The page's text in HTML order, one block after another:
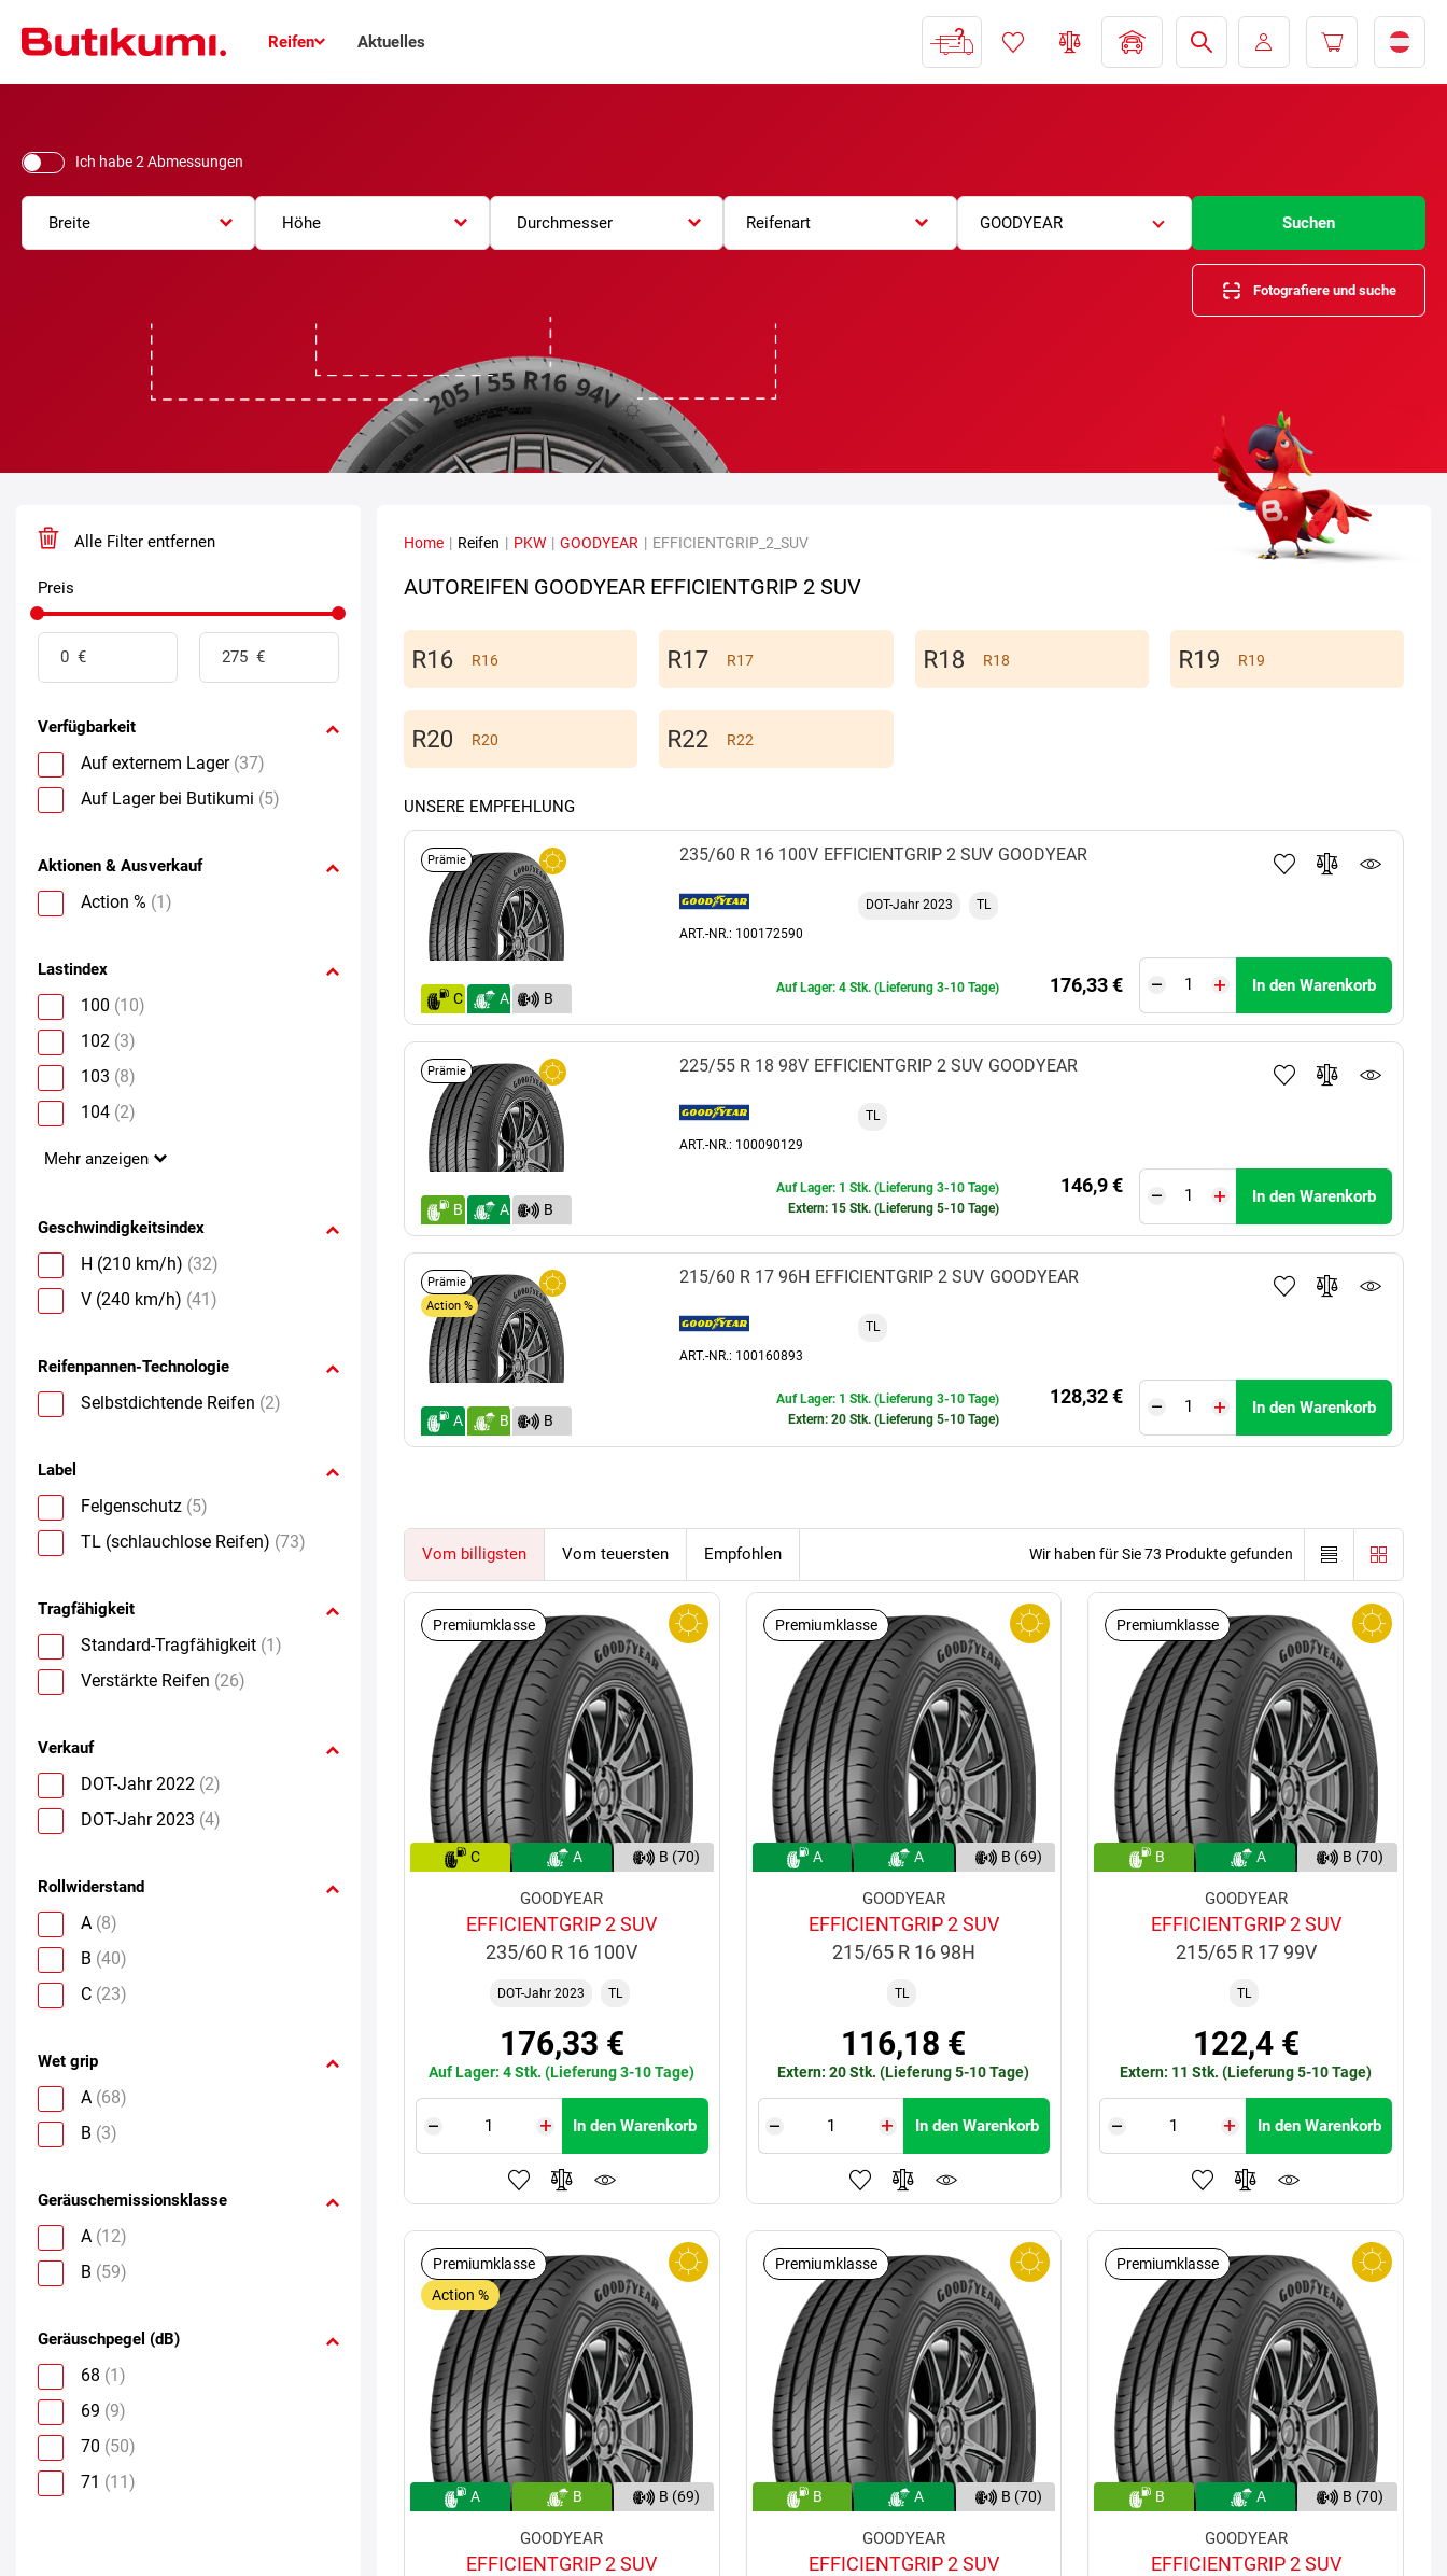
Reifen Aktuelles
Ich habe 2 Abmessungen
Breite Höhe Durchmesser Reifenart GOODYEAR Suchen
Fotografiere und suche
Alle Filter entfernen
Preis
Verfügbarkeit
Auf externem Lager (37)
Auf Lager bei Butikumi (5)
Aktionen & Ausverkauf
Action % (1)
Lastindex
100 (10)
102 (3)
103 (8)
104 (2)
Mehr anzeigen
Geschwindigkeitsindex
H (210 km/h) (32)
V (240 km/h) (41)
Reifenpannen-Technologie
Selbstdichtende Reifen (2)
Label
Felgenschutz (5)
TL (schlauchlose Reifen) (73)
Tragfähigkeit
Standard-Tragfähigkeit (1)
Verstärkte Reifen (26)
Verkauf
DOT-Jahr 2022 (2)
DOT-Jahr 2023 (4)
Rollwiderstand
A (8)
B (40)
C (23)
Wet grip
A (68)
B (3)
Geräuschemissionsklasse
A (12)
B (59)
Geräuschpegel (dB)
68 (1)
69 (9)
70 (50)
71 (11)
Home | Reifen | PKW | GOODYEAR | EFFICIENTGRIP_2_SUV
AUTOREIFEN GOODYEAR EFFICIENTGRIP 2 SUV
R16 R17 R18 R19
R20 R22
UNSERE EMPFEHLUNG
Prämie
C A
B
(70)
GOODYEAR
EFFICIENTGRIP 2 SUV
235/60 R 16 100V
ART.-NR.: 100172590
DOT-Jahr 2023 TL
176,33 €
Auf Lager: 4 Stk. (Lieferung 3-10 Tage) In den Warenkorb
Prämie
B A
B
(70)
GOODYEAR
EFFICIENTGRIP 2 SUV
225/55 R 18 98V
ART.-NR.: 100090129
TL
146,9 €
Auf Lager: 1 Stk. (Lieferung 3-10 Tage)
Extern: 15 Stk. (Lieferung 5-10 Tage)
In den Warenkorb
Prämie
Action %
A B
B
(69)
GOODYEAR
EFFICIENTGRIP 2 SUV
215/60 R 17 96H
ART.-NR.: 100160893
TL
128,32 €
Auf Lager: 1 Stk. (Lieferung 3-10 Tage)
Extern: 20 Stk. (Lieferung 5-10 Tage)
In den Warenkorb
Vom billigsten Vom teuersten Empfohlen Wir haben für Sie 73 Produkte gefunden
Premiumklasse
C A B (70)
GOODYEAR
EFFICIENTGRIP 2 SUV
235/60 R 16 100V
DOT-Jahr 2023 TL
176,33 €
Auf Lager: 4 Stk. (Lieferung 3-10 Tage)
In den Warenkorb
Premiumklasse
A A B (69)
GOODYEAR
EFFICIENTGRIP 2 SUV
215/65 R 16 98H
TL
116,18 €
Extern: 20 Stk. (Lieferung 5-10 Tage)
In den Warenkorb
Premiumklasse
B A B (70)
GOODYEAR
EFFICIENTGRIP 2 SUV
215/65 R 17 99V
TL
122,4 €
Extern: 11 Stk. (Lieferung 5-10 Tage)
In den Warenkorb
Premiumklasse
Action %
A B B (69)
GOODYEAR
EFFICIENTGRIP 2 SUV
Premiumklasse
B A B (70)
GOODYEAR
EFFICIENTGRIP 2 SUV
Premiumklasse
B A B (70)
GOODYEAR
EFFICIENTGRIP 2 SUV